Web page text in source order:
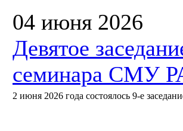
04 июня 2026
Девятое
семинара СМУ
2 июня 2026 года состоялось 9-е